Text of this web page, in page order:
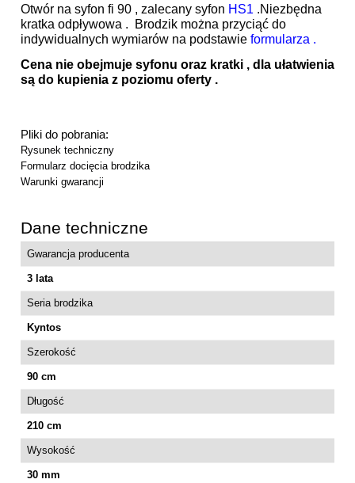
Otwór na syfon fi 90 , zalecany syfon HS1 .Niezbędna
kratka odpływowa . Brodzik można przyciąć do
indywidualnych wymiarów na podstawie formularza .
Cena nie obejmuje syfonu oraz kratki , dla ułatwienia
są do kupienia z poziomu oferty .
Pliki do pobrania:
Rysunek techniczny
Formularz docięcia brodzika
Warunki gwarancji
Dane techniczne
Gwarancja producenta
3 lata
Seria brodzika
Kyntos
Szerokość
90 cm
Długość
210 cm
Wysokość
30 mm